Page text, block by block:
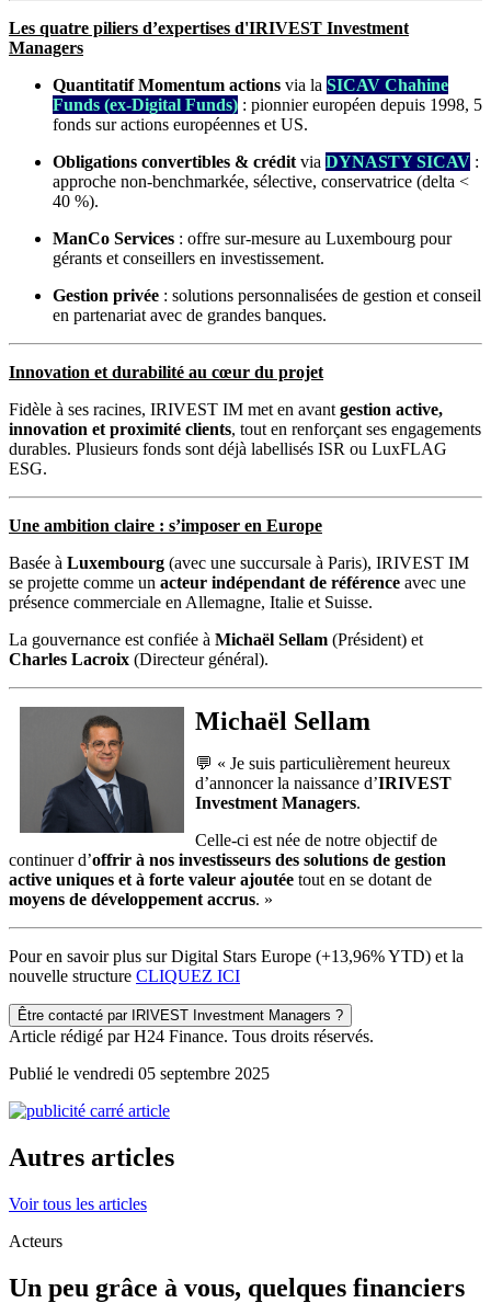
Les quatre piliers d’expertises d'IRIVEST Investment
Managers
Quantitatif Momentum actions via la SICAV Chahine
Funds (ex-Digital Funds) : pionnier européen depuis 1998, 5
fonds sur actions européennes et US.
Obligations convertibles & crédit via DYNASTY SICAV :
approche non-benchmarkée, sélective, conservatrice (delta <
40 %).
ManCo Services : offre sur-mesure au Luxembourg pour
gérants et conseillers en investissement.
Gestion privée : solutions personnalisées de gestion et conseil
en partenariat avec de grandes banques.
Innovation et durabilité au cœur du projet
Fidèle à ses racines, IRIVEST IM met en avant gestion active,
innovation et proximité clients, tout en renforçant ses engagements
durables. Plusieurs fonds sont déjà labellisés ISR ou LuxFLAG
ESG.
Une ambition claire : s’imposer en Europe
Basée à Luxembourg (avec une succursale à Paris), IRIVEST IM
se projette comme un acteur indépendant de référence avec une
présence commerciale en Allemagne, Italie et Suisse.
La gouvernance est confiée à Michaël Sellam (Président) et
Charles Lacroix (Directeur général).
Michaël Sellam
💬 « Je suis particulièrement heureux
d’annoncer la naissance d’IRIVEST
Investment Managers.
Celle-ci est née de notre objectif de
continuer d’offrir à nos investisseurs des solutions de gestion
active uniques et à forte valeur ajoutée tout en se dotant de
moyens de développement accrus. »
Pour en savoir plus sur Digital Stars Europe (+13,96% YTD) et la
nouvelle structure CLIQUEZ ICI
Être contacté par IRIVEST Investment Managers ?
Article rédigé par H24 Finance. Tous droits réservés.
Publié le vendredi 05 septembre 2025
Autres articles
Voir tous les articles
Acteurs
Un peu grâce à vous, quelques financiers